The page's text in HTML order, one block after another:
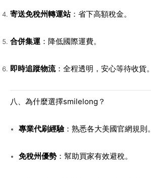
寄送免稅州轉運站：省下高額稅金。
合併集運 ：降低國際運費。
即時追蹤物流：全程透明，安心等待收貨。
八、為什麼選擇smilelong？
專業代刷經驗：熟悉各大美國官網規則。
免稅州優勢：幫助買家有效避稅。